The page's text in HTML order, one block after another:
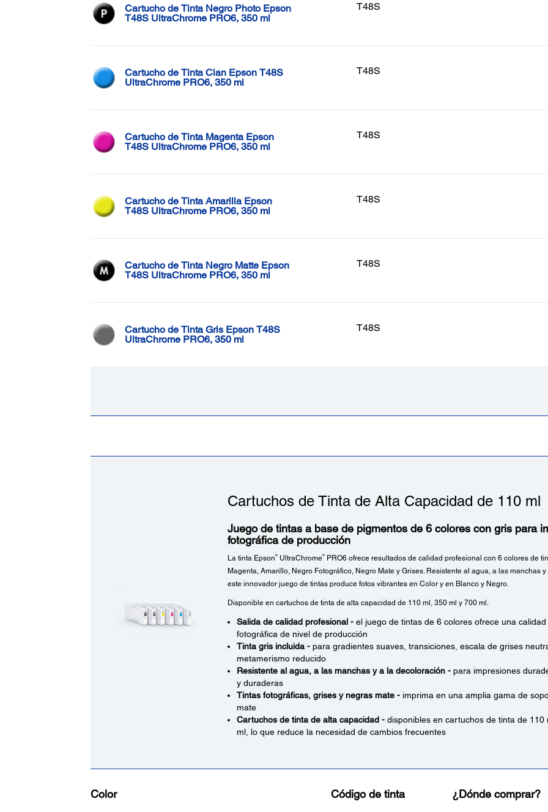
Cartucho de Tinta Negro Photo Epson
T48S UltraChrome PRO6, 350 ml
T48S
Cartucho de Tinta Cian Epson T48S
UltraChrome PRO6, 350 ml
T48S
Cartucho de Tinta Magenta Epson
T48S UltraChrome PRO6, 350 ml
T48S
Cartucho de Tinta Amarilla Epson
T48S UltraChrome PRO6, 350 ml
T48S
Cartucho de Tinta Negro Matte Epson
T48S UltraChrome PRO6, 350 ml
T48S
Cartucho de Tinta Gris Epson T48S
UltraChrome PRO6, 350 ml
T48S
Cartuchos de Tinta de Alta Capacidad de 110 ml
Juego de tintas a base de pigmentos de 6 colores con gris para
fotográfica de producción
La tinta Epson ®UltraChrome®PRO6 ofrece resultados de calidad profesional con 6 colores de
Magenta, Amarillo, Negro Fotográfico, Negro Mate y Grises. Resistente al agua, a las manchas
este innovador juego de tintas produce fotos vibrantes en Color y en Blanco y Negro.
Disponible en cartuchos de tinta de alta capacidad de 110 ml, 350 ml y 700 ml.
Salida de calidad profesional - el juego de tintas de 6 colores ofrece una
fotográfica de nivel de producción
Tinta gris incluida - para gradientes suaves, transiciones, escala de grises
metamerismo reducido
Resistente al agua, a las manchas y a la decoloración -para impresiones
y duraderas
Tintas fotográficas, grises y negras mate -imprima en una amplia gama de
mate
Cartuchos de tinta de alta capacidad - disponibles en cartuchos de tinta de 110
ml, lo que reduce la necesidad de cambios frecuentes
Color Código de tinta ¿Dónde comprar?